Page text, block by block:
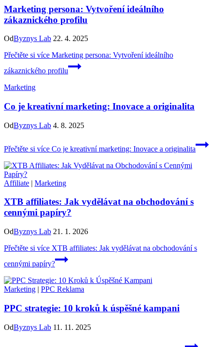
Marketing persona: Vytvoření ideálního
zákaznického profilu
OdByznys Lab 22. 4. 2025
Přečtěte si více Marketing persona: Vytvoření ideálního
zákaznického profilu
Marketing
Co je kreativní marketing: Inovace a originalita
OdByznys Lab 4. 8. 2025
Přečtěte si více Co je kreativní marketing: Inovace a originalita
Affiliate | Marketing
XTB affiliates: Jak vydělávat na obchodování s
cennými papíry?
OdByznys Lab 21. 1. 2026
Přečtěte si více XTB affiliates: Jak vydělávat na obchodování s
cennými papíry?
Marketing | PPC Reklama
PPC strategie: 10 kroků k úspěšné kampani
OdByznys Lab 11. 11. 2025